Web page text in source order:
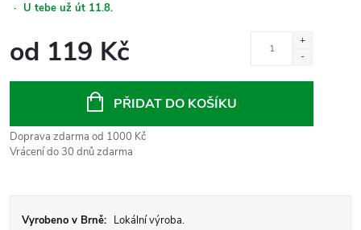
· U tebe už út 11.8.
od 119 Kč
PŘIDAT DO KOŠÍKU
Doprava zdarma od 1000 Kč
Vrácení do 30 dnů zdarma
Vyrobeno v Brně: Lokální výroba.